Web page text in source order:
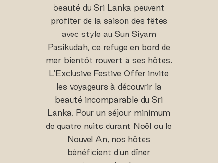
beauté du Sri Lanka peuvent
profiter de la saison des fêtes
avec style au Sun Siyam
Pasikudah, ce refuge en bord de
mer bientôt rouvert à ses hôtes.
L'Exclusive Festive Offer invite
les voyageurs à découvrir la
beauté incomparable du Sri
Lanka. Pour un séjour minimum
de quatre nuits durant Noël ou le
Nouvel An, nos hôtes
bénéficient d'un dîner